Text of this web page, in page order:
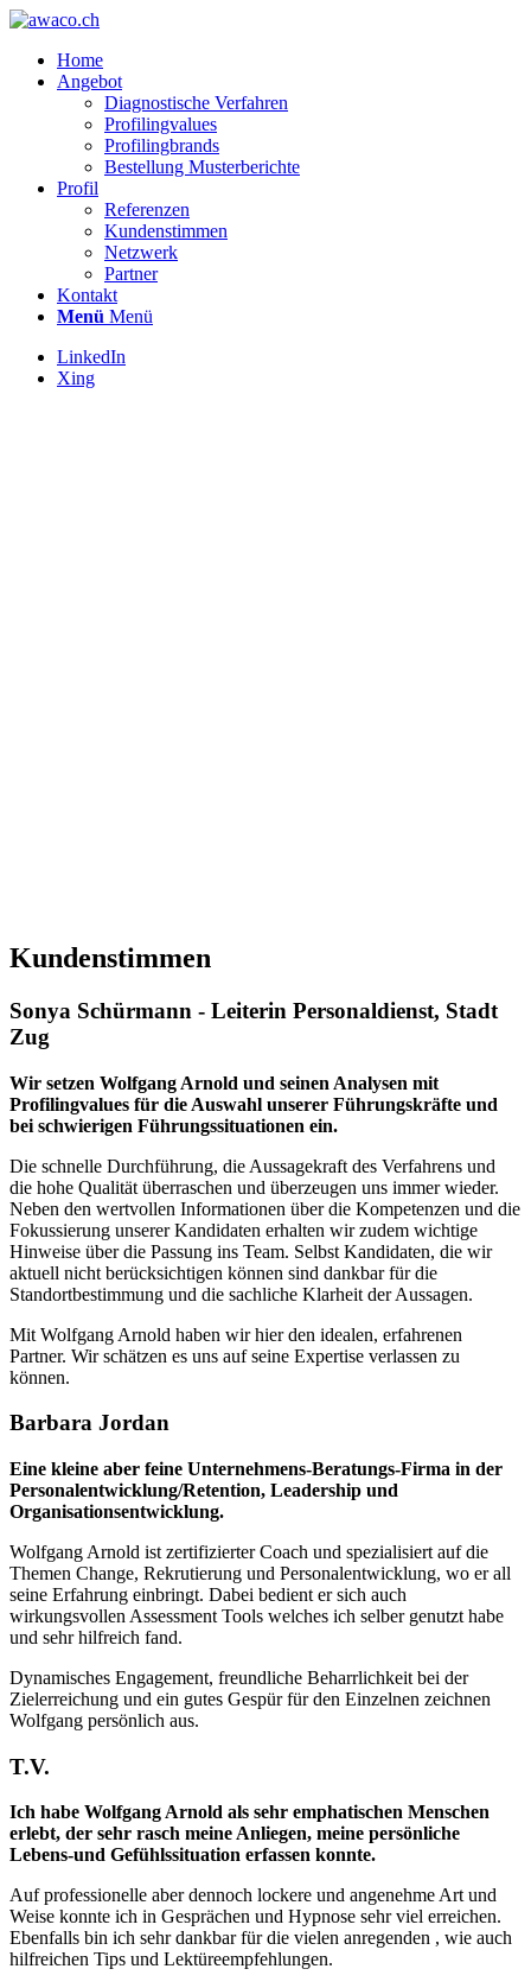
Home
Angebot
Diagnostische Verfahren
Profilingvalues
Profilingbrands
Bestellung Musterberichte
Profil
Referenzen
Kundenstimmen
Netzwerk
Partner
Kontakt
Menü Menü
LinkedIn
Xing
Kundenstimmen
Sonya Schürmann - Leiterin Personaldienst, Stadt
Zug
Wir setzen Wolfgang Arnold und seinen Analysen mit
Profilingvalues für die Auswahl unserer Führungskräfte und
bei schwierigen Führungssituationen ein.
Die schnelle Durchführung, die Aussagekraft des Verfahrens und
die hohe Qualität überraschen und überzeugen uns immer wieder.
Neben den wertvollen Informationen über die Kompetenzen und die
Fokussierung unserer Kandidaten erhalten wir zudem wichtige
Hinweise über die Passung ins Team. Selbst Kandidaten, die wir
aktuell nicht berücksichtigen können sind dankbar für die
Standortbestimmung und die sachliche Klarheit der Aussagen.
Mit Wolfgang Arnold haben wir hier den idealen, erfahrenen
Partner. Wir schätzen es uns auf seine Expertise verlassen zu
können.
Barbara Jordan
Eine kleine aber feine Unternehmens-Beratungs-Firma in der
Personalentwicklung/Retention, Leadership und
Organisationsentwicklung.
Wolfgang Arnold ist zertifizierter Coach und spezialisiert auf die
Themen Change, Rekrutierung und Personalentwicklung, wo er all
seine Erfahrung einbringt. Dabei bedient er sich auch
wirkungsvollen Assessment Tools welches ich selber genutzt habe
und sehr hilfreich fand.
Dynamisches Engagement, freundliche Beharrlichkeit bei der
Zielerreichung und ein gutes Gespür für den Einzelnen zeichnen
Wolfgang persönlich aus.
T.V.
Ich habe Wolfgang Arnold als sehr emphatischen Menschen
erlebt, der sehr rasch meine Anliegen, meine persönliche
Lebens-und Gefühlssituation erfassen konnte.
Auf professionelle aber dennoch lockere und angenehme Art und
Weise konnte ich in Gesprächen und Hypnose sehr viel erreichen.
Ebenfalls bin ich sehr dankbar für die vielen anregenden , wie auch
hilfreichen Tips und Lektüreempfehlungen.